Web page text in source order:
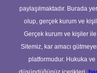
paylaşılmaktadır. Burada
olup, gerçek kurum ve
Gerçek kurum ve kişiler
Sitemiz, kar amacı
platformudur. Hukuka